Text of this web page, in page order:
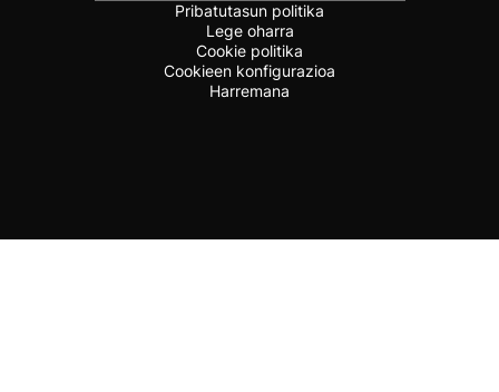
Pribatutasun politika
Lege oharra
Cookie politika
Cookieen konfigurazioa
Harremana